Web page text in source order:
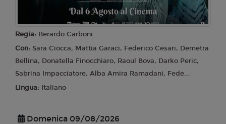
Regia: Berardo Carboni
Con: Sara Ciocca, Mattia Garaci, Federico Cesari, Demetra
Bellina, Donatella Finocchiaro, Raoul Bova, Darko Peric,
Sabrina Impacciatore, Alba Amira Ramadani, Fede...
Lingua: Italiano
Domenica 09/08/2026